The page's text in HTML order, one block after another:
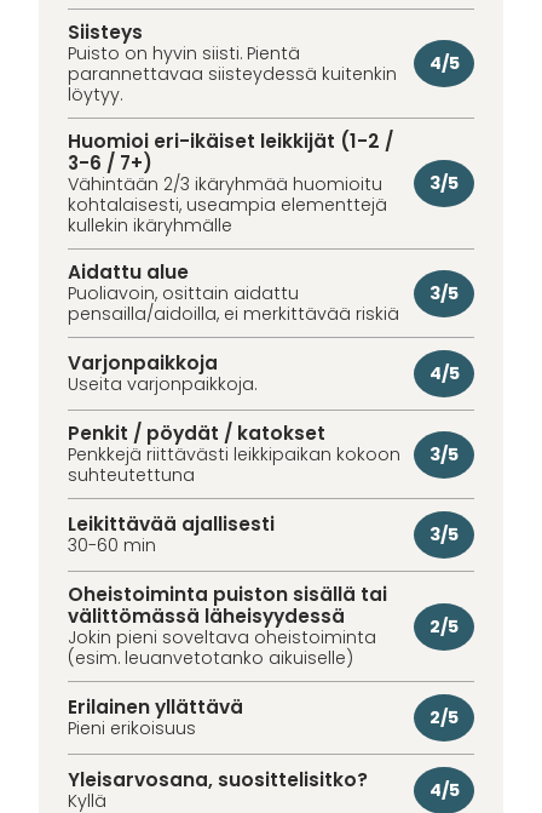
Siisteys
Puisto on hyvin siisti. Pientä
parannettavaa siisteydessä kuitenkin
löytyy.
4/5
Huomioi eri-ikäiset leikkijät (1-2 /
3-6 / 7+)
Vähintään 2/3 ikäryhmää huomioitu
kohtalaisesti, useampia elementtejä
kullekin ikäryhmälle
3/5
Aidattu alue
Puoliavoin, osittain aidattu
pensailla/aidoilla, ei merkittävää riskiä
3/5
Varjonpaikkoja
Useita varjonpaikkoja. 4/5
Penkit / pöydät / katokset
Penkkejä riittävästi leikkipaikan kokoon
suhteutettuna
3/5
Leikittävää ajallisesti
30-60 min 3/5
Oheistoiminta puiston sisällä tai
välittömässä läheisyydessä
Jokin pieni soveltava oheistoiminta
(esim. leuanvetotanko aikuiselle)
2/5
Erilainen yllättävä
Pieni erikoisuus 2/5
Yleisarvosana, suosittelisitko?
Kyllä 4/5